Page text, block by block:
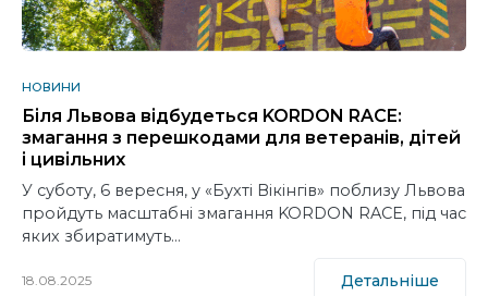
НОВИНИ
Біля Львова відбудеться KORDON RACE:
змагання з перешкодами для ветеранів, дітей
і цивільних
У суботу, 6 вересня, у «Бухті Вікінгів» поблизу Львова
пройдуть масштабні змагання KORDON RACE, під час
яких збиратимуть…
18.08.2025 Детальніше